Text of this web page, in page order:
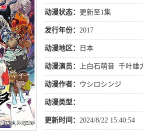
动漫状态： 更新至1集
发行年份： 2017
动漫地区： 日本
动漫演员： 上白石萌音 千叶雄
动漫作者： ウシロシンジ
动漫类型：
更新时间： 2024/8/22 15:40:54